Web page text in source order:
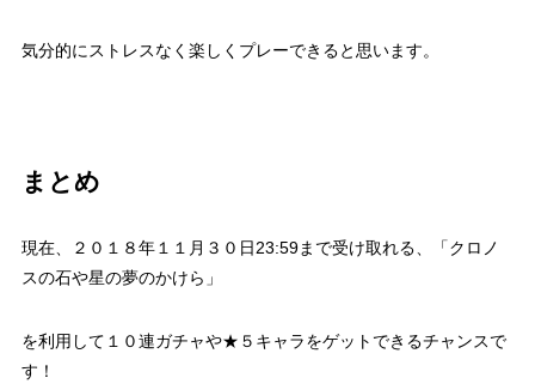
気分的にストレスなく楽しくプレーできると思います。
まとめ
現在、２０１８年１１月３０日23:59まで受け取れる、「クロノ
スの石や星の夢のかけら」
を利用して１０連ガチャや★５キャラをゲットできるチャンスで
す！